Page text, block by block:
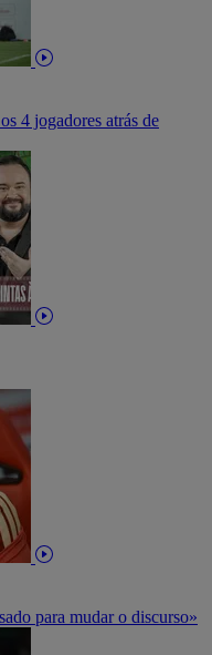
4 jogadores atrás de
para mudar o discurso»